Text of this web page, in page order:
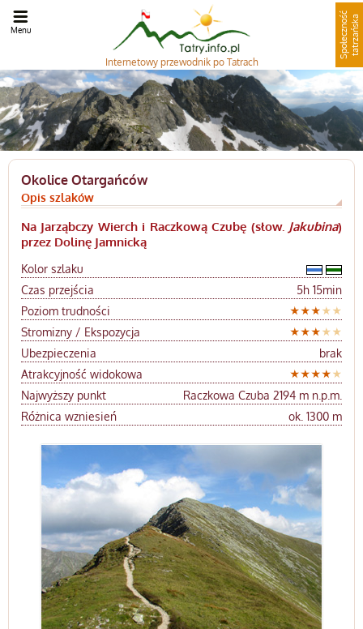
Internetowy przewodnik po Tatrach
S
p
o
ł
e
c
z
n
oś
ć
t
a
t
r
z
a
ń
s
ka
Menu
Okolice Otargańców
Opis szlaków
Na Jarząbczy Wierch i Raczkową Czubę (słow. Jakubina)
przez Dolinę Jamnicką
Kolor szlaku
Czas przejścia
5h 15min
Poziom trudności
Stromizny / Ekspozycja
Ubezpieczenia
brak
Atrakcyjność widokowa
Najwyższy punkt
Raczkowa Czuba 2194 m n.p.m.
Różnica wzniesień
ok. 1300 m